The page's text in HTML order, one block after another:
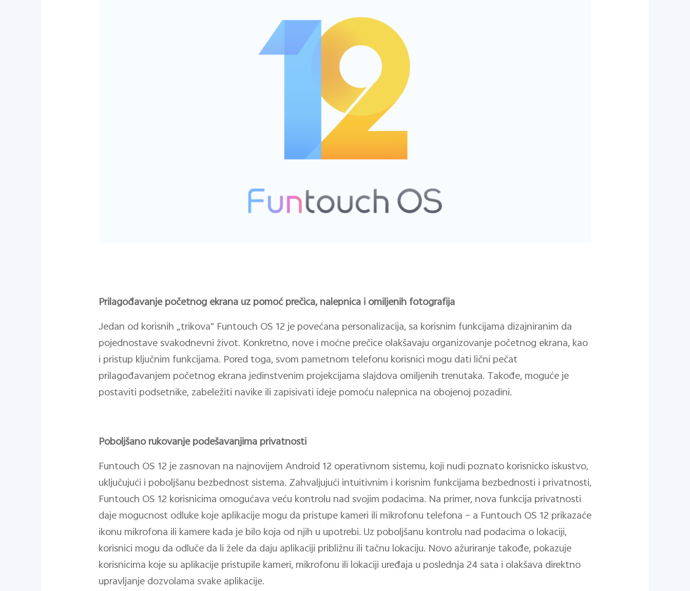
Prilagođavanje početnog ekrana uz pomoć prečica, nalepnica i omiljenih fotografija
Jedan od korisnih „trikova" Funtouch OS 12 je povećana personalizacija, sa korisnim funkcijama dizajniranim da
pojednostave svakodnevni život. Konkretno, nove i moćne prečice olakšavaju organizovanje početnog ekrana, kao
i pristup ključnim funkcijama. Pored toga, svom pametnom telefonu korisnici mogu dati lični pečat
prilagođavanjem početnog ekrana jedinstvenim projekcijama slajdova omiljenih trenutaka. Takođe, moguće je
postaviti podsetnike, zabeležiti navike ili zapisivati ideje pomoću nalepnica na obojenoj pozadini.
Poboljšano rukovanje podešavanjima privatnosti
Funtouch OS 12 je zasnovan na najnovijem Android 12 operativnom sistemu, koji nudi poznato korisnicko iskustvo,
uključujući i poboljšanu bezbednost sistema. Zahvaljujući intuitivnim i korisnim funkcijama bezbednosti i privatnosti,
Funtouch OS 12 korisnicima omogućava veću kontrolu nad svojim podacima. Na primer, nova funkcija privatnosti
daje mogucnost odluke koje aplikacije mogu da pristupe kameri ili mikrofonu telefona – a Funtouch OS 12 prikazaće
ikonu mikrofona ili kamere kada je bilo koja od njih u upotrebi. Uz poboljšanu kontrolu nad podacima o lokaciji,
korisnici mogu da odluče da li žele da daju aplikaciji približnu ili tačnu lokaciju. Novo ažuriranje takođe, pokazuje
korisnicima koje su aplikacije pristupile kameri, mikrofonu ili lokaciji uređaja u poslednja 24 sata i olakšava direktno
upravljanje dozvolama svake aplikacije.